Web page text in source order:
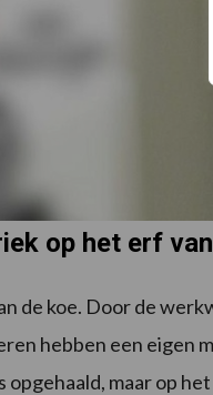
op het erf
de koe. Door de
hebben een eigen
opgehaald, maar op